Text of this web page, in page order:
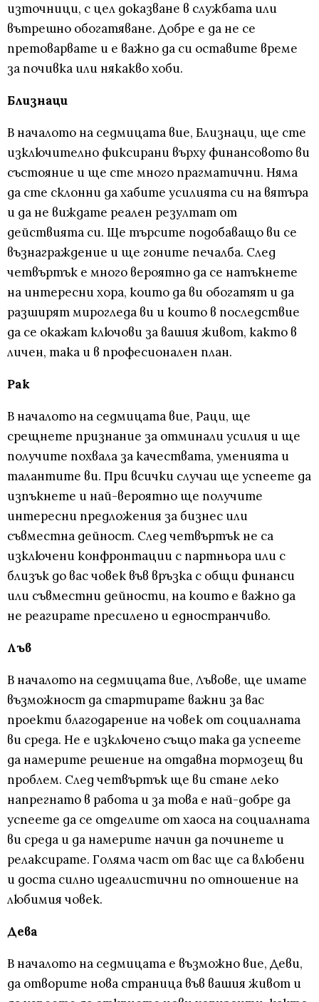
източници, с цел доказване в службата или
вътрешно обогатяване. Добре е да не се
претоварвате и е важно да си оставите време
за почивка или някакво хоби.
Близнаци
В началото на седмицата вие, Близнаци, ще сте
изключително фиксирани върху финансовото ви
състояние и ще сте много прагматични. Няма
да сте склонни да хабите усилията си на вятъра
и да не виждате реален резултат от
действията си. Ще търсите подобаващо ви се
възнаграждение и ще гоните печалба. След
четвъртък е много вероятно да се натъкнете
на интересни хора, които да ви обогатят и да
разширят мирогледа ви и които в последствие
да се окажат ключови за вашия живот, както в
личен, така и в професионален план.
Рак
В началото на седмицата вие, Раци, ще
срещнете признание за отминали усилия и ще
получите похвала за качествата, уменията и
талантите ви. При всички случаи ще успеете да
изпъкнете и най-вероятно ще получите
интересни предложения за бизнес или
съвместна дейност. След четвъртък не са
изключени конфронтации с партньора или с
близък до вас човек във връзка с общи финанси
или съвместни дейности, на които е важно да
не реагирате пресилено и едностранчиво.
Лъв
В началото на седмицата вие, Лъвове, ще имате
възможност да стартирате важни за вас
проекти благодарение на човек от социалната
ви среда. Не е изключено също така да успеете
да намерите решение на отдавна тормозещ ви
проблем. След четвъртък ще ви стане леко
напрегнато в работа и за това е най-добре да
успеете да се отделите от хаоса на социалната
ви среда и да намерите начин да починете и
релаксирате. Голяма част от вас ще са влюбени
и доста силно идеалистични по отношение на
любимия човек.
Дева
В началото на седмицата е възможно вие, Деви,
да отворите нова страница във вашия живот и